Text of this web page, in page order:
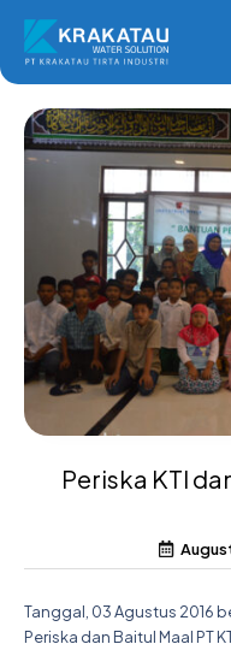
content
Periska KTI
Tanggal, 03 Agustus 2016
Periska dan Baitul Maal PT